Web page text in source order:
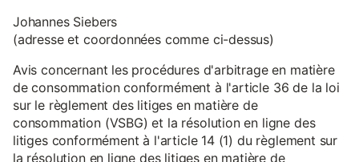
Johannes Siebers
(adresse et coordonnées comme ci-dessus)
Avis concernant les procédures d'arbitrage en matière
de consommation conformément à l'article 36 de la loi
sur le règlement des litiges en matière de
consommation (VSBG) et la résolution en ligne des
litiges conformément à l'article 14 (1) du règlement sur
la résolution en ligne des litiges en matière de